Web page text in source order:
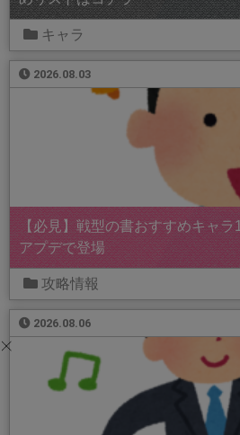
キャラ
2026.08.03
【必見】戦型の書おすすめキャ
アプデで登場
攻略情報
2026.08.06